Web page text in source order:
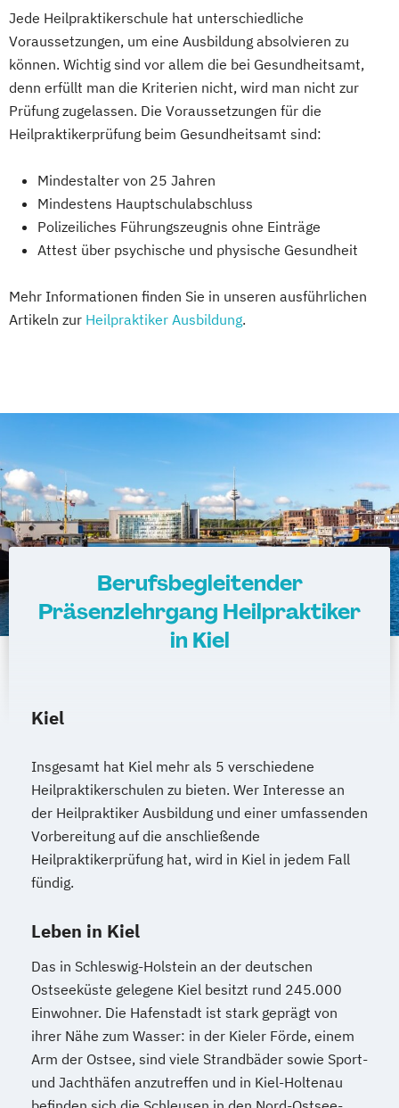
Jede Heilpraktikerschule hat unterschiedliche
Voraussetzungen, um eine Ausbildung absolvieren zu
können. Wichtig sind vor allem die bei Gesundheitsamt,
denn erfüllt man die Kriterien nicht, wird man nicht zur
Prüfung zugelassen. Die Voraussetzungen für die
Heilpraktikerprüfung beim Gesundheitsamt sind:
Mindestalter von 25 Jahren
Mindestens Hauptschulabschluss
Polizeiliches Führungszeugnis ohne Einträge
Attest über psychische und physische Gesundheit
Mehr Informationen finden Sie in unseren ausführlichen
Artikeln zur Heilpraktiker Ausbildung.
Berufsbegleitender
Präsenzlehrgang Heilpraktiker
in Kiel
Kiel
Insgesamt hat Kiel mehr als 5 verschiedene
Heilpraktikerschulen zu bieten. Wer Interesse an
der Heilpraktiker Ausbildung und einer umfassenden
Vorbereitung auf die anschließende
Heilpraktikerprüfung hat, wird in Kiel in jedem Fall
fündig.
Leben in Kiel
Das in Schleswig-Holstein an der deutschen
Ostseeküste gelegene Kiel besitzt rund 245.000
Einwohner. Die Hafenstadt ist stark geprägt von
ihrer Nähe zum Wasser: in der Kieler Förde, einem
Arm der Ostsee, sind viele Strandbäder sowie Sport-
und Jachthäfen anzutreffen und in Kiel-Holtenau